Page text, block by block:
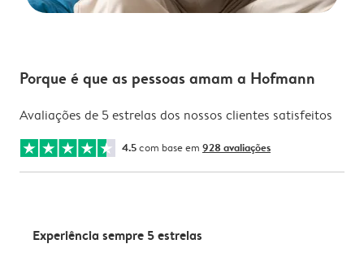
Porque é que as pessoas amam a Hofmann
Avaliações de 5 estrelas dos nossos clientes satisfeitos
4.5com base em 928 avaliações
Experiência sempre 5 estrelas